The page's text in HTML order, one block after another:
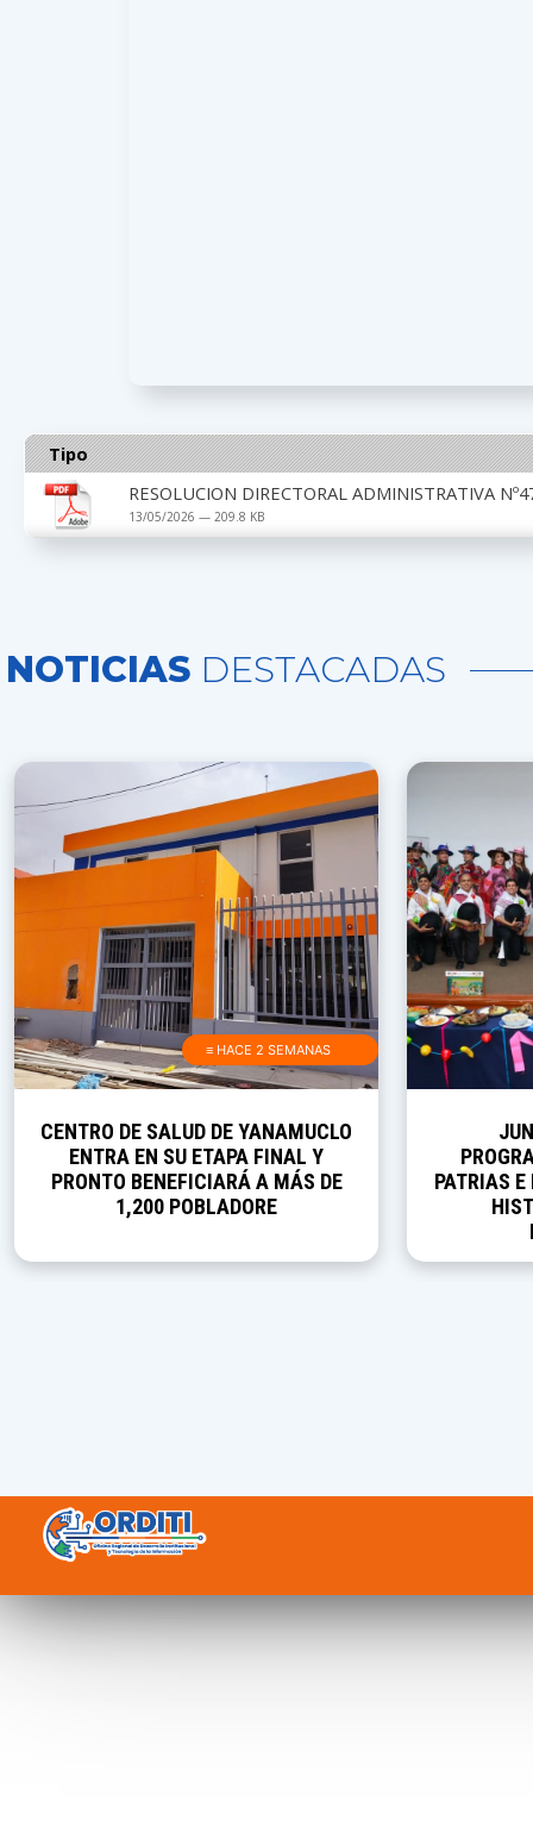
Tipo
RESOLUCION DIRECTORAL ADMINISTRATIVA
13/05/2026 — 209.8 KB
NOTICIAS DESTACADAS
≡ HACE 2 SEMANAS
CENTRO DE SALUD DE YANAMUCLO
ENTRA EN SU ETAPA FINAL Y
PRONTO BENEFICIARÁ A MÁS DE
1,200 POBLADORE
PATRIAS